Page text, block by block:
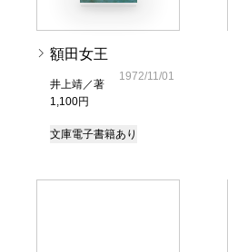
額田女王
井上靖／著
1,100円
1972/11/01
文庫電子書籍あり